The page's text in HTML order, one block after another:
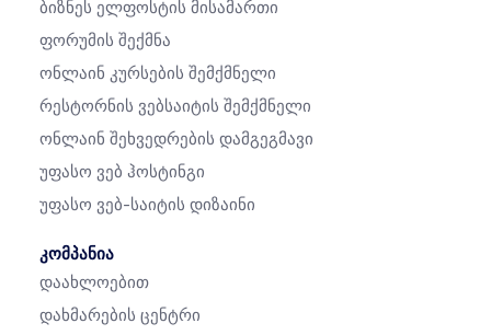
Ბიზნეს Ელფოსტის Მისამართი
Ფორუმის Შექმნა
Ონლაინ Კურსების Შემქმნელი
Რესტორნის Ვებსაიტის Შემქმნელი
Ონლაინ Შეხვედრების Დამგეგმავი
Უფასო Ვებ Ჰოსტინგი
Უფასო Ვებ-Საიტის Დიზაინი
კომპანია
Დაახლოებით
Დახმარების Ცენტრი